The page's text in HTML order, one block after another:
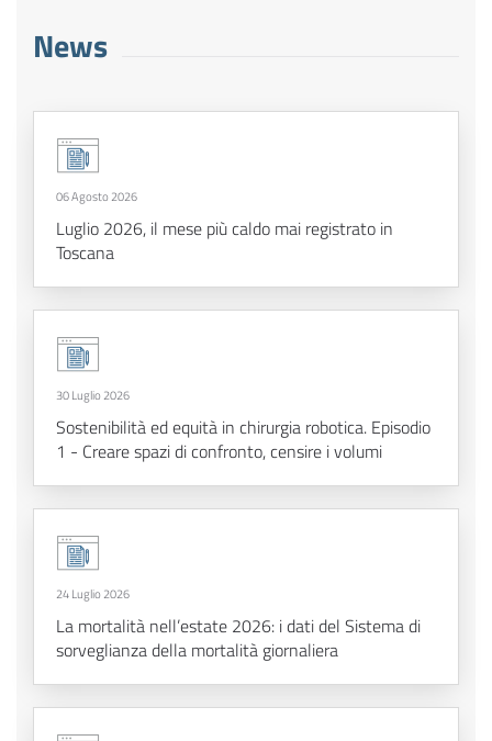
News
06 Agosto 2026
Luglio 2026, il mese più caldo mai registrato in
Toscana
30 Luglio 2026
Sostenibilità ed equità in chirurgia robotica. Episodio
1 - Creare spazi di confronto, censire i volumi
24 Luglio 2026
La mortalità nell’estate 2026: i dati del Sistema di
sorveglianza della mortalità giornaliera